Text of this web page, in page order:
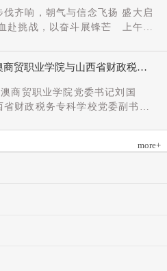
副书记（正厅长级），省教育厅
、副厅长王军出席会议并讲话。
书记杨明军同志、理事长刘耀国
态发言，刘国垠同志主持会议。
部干部六处、省委教育工委组织
成员、中层干部及教师代表参加
齐响，朝气与信念飞扬 盛大启
护卫队整齐着装、身姿挺拔、精
护送五星红旗庄严入场，鲜红的
日暖阳下熠熠生辉，彰显着华澳
的家国情怀与昂扬的精神风貌。
，校旗方阵、彩旗方阵依次行
猎猎映晴空，灵动的步伐与明媚
师生肃立，升国旗、奏唱国歌。
，全体师生行注目礼，目光坚
幕词，
院践行“健康第一”教育理念、推
商贸职业学院与山西省财政税务
政治工作结对共建协议
商贸职业学院党委书记刘国
省财政税务专科学校党委副书记
主持。签约仪式现场气氛庄重而
及党建和思政工作方面的做法进
效覆盖”“全面提质”提出几点建
筑牢组织根基。以党建标准化、
联过等方式，筑牢学校事业发展
more+